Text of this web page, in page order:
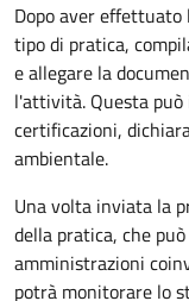
Dopo aver effettuato
tipo di pratica,
e allegare la
l'attività. Questa può
certificazioni,
ambientale.
Una volta inviata la
della pratica, che
amministrazioni
potrà monitorare lo